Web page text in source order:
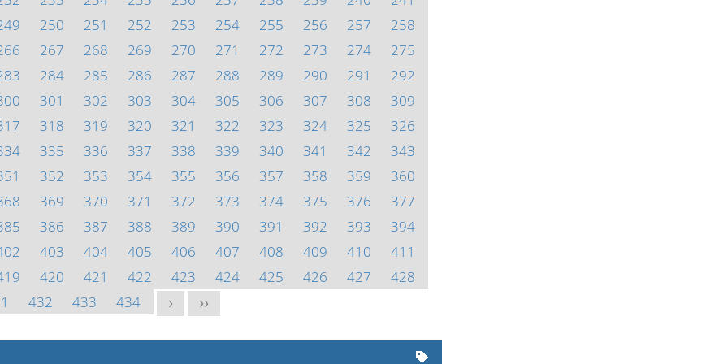
250 251 252 253 254 255 256 257
258
267 268 269 270 271 272 273 274
275
284 285 286 287 288 289 290 291
292
301 302 303 304 305 306 307 308
309
318 319 320 321 322 323 324 325
326
335 336 337 338 339 340 341 342
343
352 353 354 355 356 357 358 359
360
369 370 371 372 373 374 375 376
377
386 387 388 389 390 391 392 393
394
403 404 405 406 407 408 409 410
411
420 421 422 423 424 425 426 427
428
432 433 434 > >>